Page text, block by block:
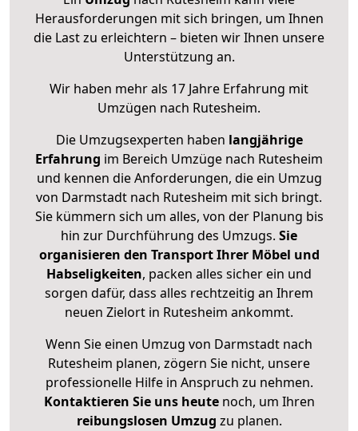
Herausforderungen mit sich bringen, um Ihnen
die Last zu erleichtern – bieten wir Ihnen unsere
Unterstützung an.
Wir haben mehr als 17 Jahre Erfahrung mit
Umzügen nach Rutesheim.
Die Umzugsexperten haben langjährige
Erfahrung im Bereich Umzüge nach Rutesheim
und kennen die Anforderungen, die ein Umzug
von Darmstadt nach Rutesheim mit sich bringt.
Sie kümmern sich um alles, von der Planung bis
hin zur Durchführung des Umzugs. Sie
organisieren den Transport Ihrer Möbel und
Habseligkeiten, packen alles sicher ein und
sorgen dafür, dass alles rechtzeitig an Ihrem
neuen Zielort in Rutesheim ankommt.
Wenn Sie einen Umzug von Darmstadt nach
Rutesheim planen, zögern Sie nicht, unsere
professionelle Hilfe in Anspruch zu nehmen.
Kontaktieren Sie uns heutenoch, um Ihren
reibungslosen Umzug zu planen.